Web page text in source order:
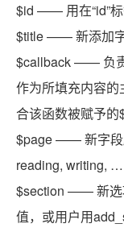
$id —— 用在“id”
$title —— 新添加
$callback —— 负
作为所填充内容
合该函数被赋予的
$page —— 新字段
reading, writing, ….
$section —— 新选
值，或用户用